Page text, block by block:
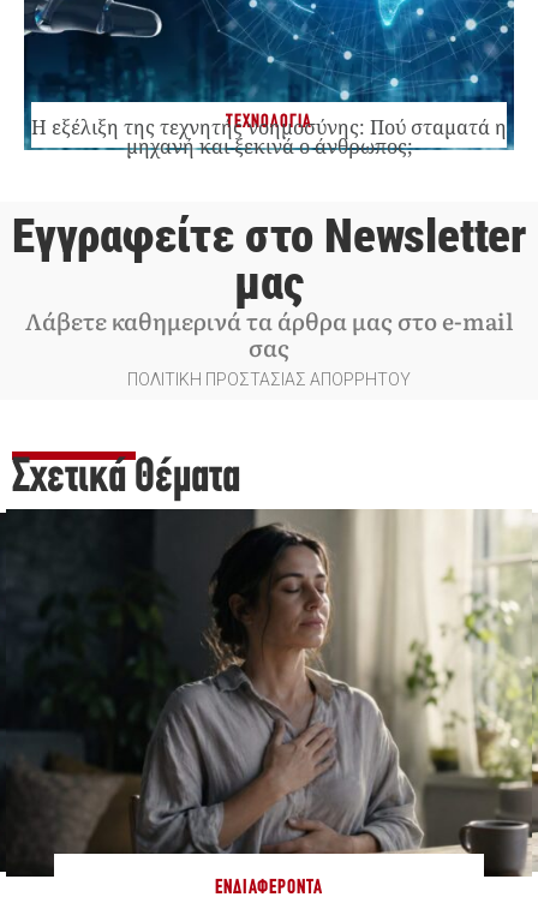
ΤΕΧΝΟΛΟΓΙΑ
Η εξέλιξη της τεχνητής νοημοσύνης: Πού σταματά η
μηχανή και ξεκινά ο άνθρωπος;
Εγγραφείτε στο Newsletter
μας
Λάβετε καθημερινά τα άρθρα μας στο e-mail
σας
ΠΟΛΙΤΙΚΗ ΠΡΟΣΤΑΣΙΑΣ ΑΠΟΡΡΗΤΟΥ
Σχετικά Θέματα
ΕΝΔΙΑΦΈΡΟΝΤΑ